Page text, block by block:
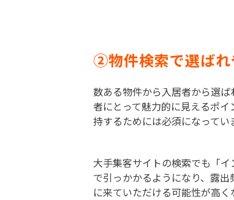
②物件検索で選ばれ
数ある物件から入居者から選
者にとって魅力的に見えるポ
持するためには必須になってい
大手集客サイトの検索でも「
で引っかかるようになり、露
に来ていただける可能性が高く